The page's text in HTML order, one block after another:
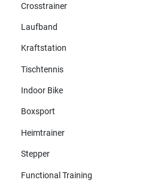
Crosstrainer
Laufband
Kraftstation
Tischtennis
Indoor Bike
Boxsport
Heimtrainer
Stepper
Functional Training